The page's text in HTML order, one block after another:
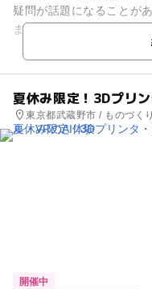
疑問が話題になることがあります。 寿司職人
まるごと捌きながら、う
夏休み限定！3Dプリ
東京都武蔵野市 / ものづく
開催中